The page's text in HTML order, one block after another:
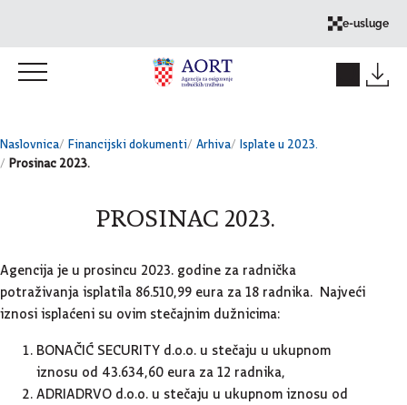
e-usluge
Naslovnica Financijski dokumenti Arhiva
Isplate u 2023.
Prosinac 2023.
PROSINAC 2023.
Agencija je u prosincu 2023. godine za radnička
potraživanja isplatila 86.510,99 eura za 18 radnika. Najveći
iznosi isplaćeni su ovim stečajnim dužnicima:
BONAČIĆ SECURITY d.o.o. u stečaju u ukupnom
iznosu od 43.634,60 eura za 12 radnika,
ADRIADRVO d.o.o. u stečaju u ukupnom iznosu od